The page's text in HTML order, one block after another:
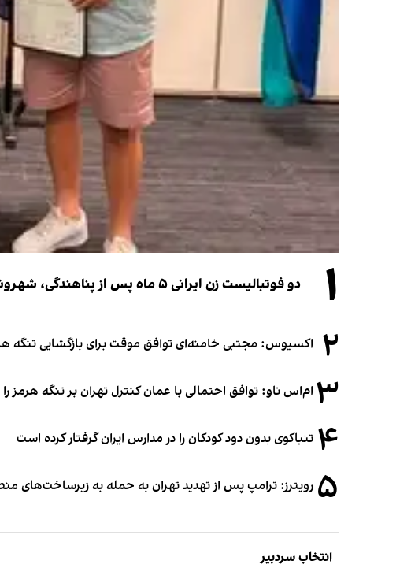
۱ دو فوتبالیست زن ایرانی ۵ ماه پس از پناهندگی، شهروند استرالیا شدند
۲ اکسیوس: مجتبی خامنه‌ای توافق موقت برای بازگشایی تنگه
۳ ام‌اس ناو: توافق احتمالی با عمان کنترل تهران بر تنگه هرمز
۴ تنباکوی بدون دود کودکان را در مدارس ایران گرفتار کرده است
۵ رویترز: ترامپ پس از تهدید تهران به حمله به زیرساخت‌های
انتخاب سردبیر